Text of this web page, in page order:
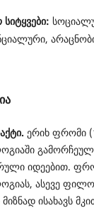
სიტყვები:
ერიხ ფრომი
იდეებით.
ასევე
ისახავს